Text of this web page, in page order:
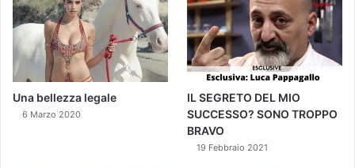
Una bellezza legale
6 Marzo 2020
IL SEGRETO DEL MIO
SUCCESSO? SONO TROPPO
BRAVO
19 Febbraio 2021